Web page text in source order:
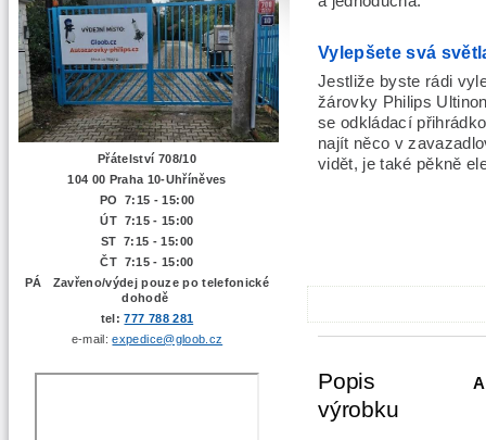
Přátelství 708/10
104 00 Praha 10-Uhříněves
PO 7:15 - 15:00
ÚT 7:15 - 15:00
ST 7:15 - 15:00
ČT 7:15 - 15:00
PÁ Zavřeno/výdej pouze po telefonické
dohodě
tel:777 788 281
e-mail:expedice@gloob.cz
Vylepšete svá
Jestliže byste rádi
žárovky Philips
se odkládací
najít něco v
vidět, je také pěkně
Popis
výrobku